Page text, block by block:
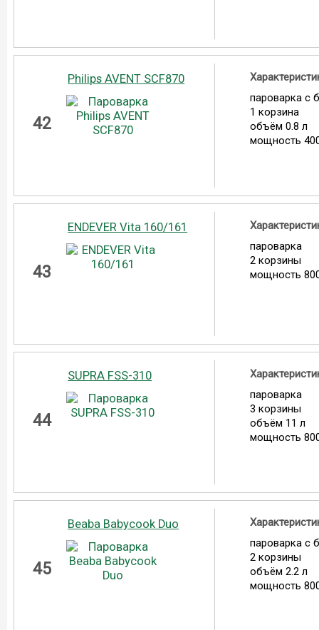
42
Philips AVENT SCF870
пароварка с
1 корзина
объём 0.8 л
мощность
43
ENDEVER Vita 160/161
пароварка
2 корзины
мощность
44
SUPRA FSS-310
пароварка
3 корзины
объём 11 л
мощность
45
Beaba Babycook Duo
пароварка с
2 корзины
объём 2.2 л
мощность